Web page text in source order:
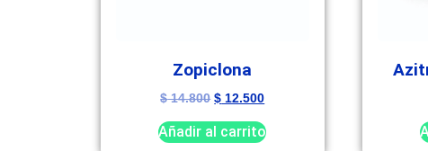
Zopiclona
$14.800 $ 12.500
Añadir al carrito